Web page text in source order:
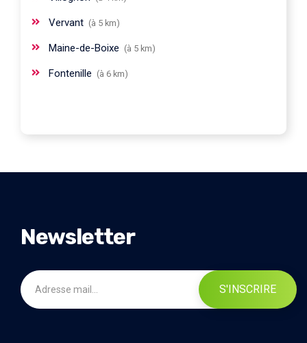
Vervant (à 5 km)
Maine-de-Boixe (à 5 km)
Fontenille (à 6 km)
Newsletter
S'INSCRIRE